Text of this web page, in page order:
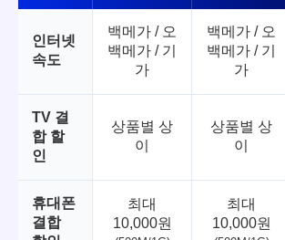
인터넷
속도
백메가 / 오
백메가 / 기
가
백메가 / 오
백메가 / 기
가
TV 결
합 할
인
상품별 상
이
상품별 상
이
휴대폰
결합
최대
10,000원
최대
10,000원